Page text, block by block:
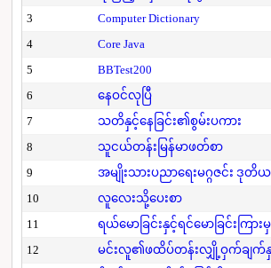
3
Computer Dictionary
4
Core Java
5
BBTest200
6
နေဝင်လုပြီ
7
သတိနှင့်နေခြင်း၏စွမ်းပကား
8
သူငယ်တန်းမြန်မာဖတ်စာ
9
အမျိုးသားပညာရေးမဂ္ဂဇင်း ဒုတိ
10
လူလေးသို့ပေးစာ
11
ရယ်မောခြင်းနှင့်ရင်မောခြင်းက
12
မင်းလူ၏ဖထိပ်တန်းလျှို့ဝှက်ချက်နှ